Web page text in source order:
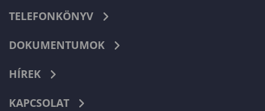
TELEFONKÖNYV
DOKUMENTUMOK
HÍREK
KAPCSOLAT